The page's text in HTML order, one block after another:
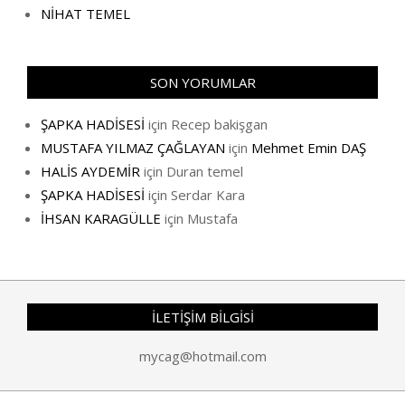
NİHAT TEMEL
SON YORUMLAR
ŞAPKA HADİSESİ için Recep bakişgan
MUSTAFA YILMAZ ÇAĞLAYAN için Mehmet Emin DAŞ
HALİS AYDEMİR için Duran temel
ŞAPKA HADİSESİ için Serdar Kara
İHSAN KARAGÜLLE için Mustafa
İLETİŞİM BİLGİSİ
mycag@hotmail.com